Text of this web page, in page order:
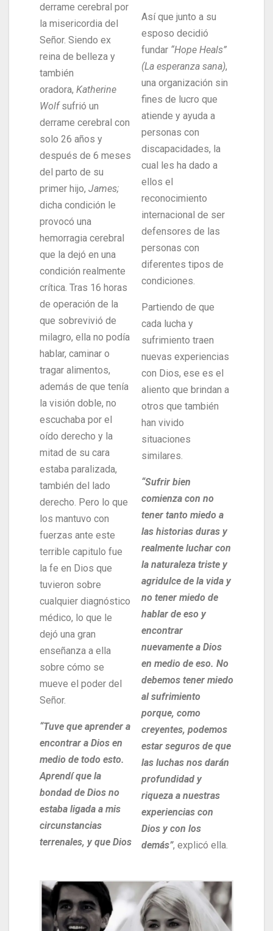
derrame cerebral por
la misericordia del
Señor. Siendo ex
reina de belleza y
también
oradora, Katherine
Wolfsufrió un
derrame cerebral con
solo 26 años y
después de 6 meses
del parto de su
primer hijo, James;
dicha condición le
provocó una
hemorragia cerebral
que la dejó en una
condición realmente
crítica. Tras 16 horas
de operación de la
que sobrevivió de
milagro, ella no podía
hablar, caminar o
tragar alimentos,
además de que tenía
la visión doble, no
escuchaba por el
oído derecho y la
mitad de su cara
estaba paralizada,
también del lado
derecho. Pero lo que
los mantuvo con
fuerzas ante este
terrible capitulo fue
la fe en Dios que
tuvieron sobre
cualquier diagnóstico
médico, lo que le
dejó una gran
enseñanza a ella
sobre cómo se
mueve el poder del
Señor.
“Tuve que aprender a
encontrar a Dios en
medio de todo esto.
Aprendí que la
bondad de Dios no
estaba ligada a mis
circunstancias
terrenales, y que Dios
Así que junto a su
esposo decidió
fundar “Hope Heals”
(La esperanza sana),
una organización sin
fines de lucro que
atiende y ayuda a
personas con
discapacidades, la
cual les ha dado a
ellos el
reconocimiento
internacional de ser
defensores de las
personas con
diferentes tipos de
condiciones.
Partiendo de que
cada lucha y
sufrimiento traen
nuevas experiencias
con Dios, ese es el
aliento que brindan a
otros que también
han vivido
situaciones
similares.
“Sufrir bien
comienza con no
tener tanto miedo a
las historias duras y
realmente luchar con
la naturaleza triste y
agridulce de la vida y
no tener miedo de
hablar de eso y
encontrar
nuevamente a Dios
en medio de eso. No
debemos tener miedo
al sufrimiento
porque, como
creyentes, podemos
estar seguros de que
las luchas nos darán
profundidad y
riqueza a nuestras
experiencias con
Dios y con los
demás”, explicó ella.